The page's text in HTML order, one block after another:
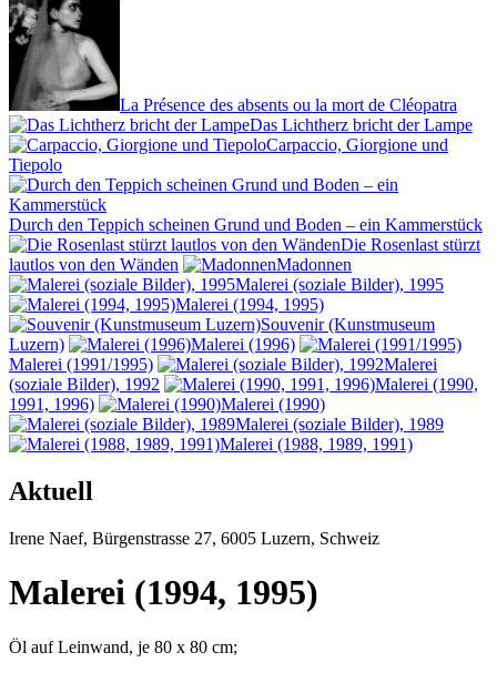
La Présence des absents ou la mort de Cléopatra
Das Lichtherz bricht der Lampe
Carpaccio, Giorgione und
Tiepolo
Durch den Teppich scheinen Grund und Boden – ein Kammerstück
Die Rosenlast stürzt
lautlos von den Wänden
Madonnen
Malerei (soziale Bilder), 1995
Malerei (1994, 1995)
Souvenir (Kunstmuseum
Luzern)
Malerei (1996)
Malerei (1991/1995)
Malerei
(soziale Bilder), 1992
Malerei (1990,
1991, 1996)
Malerei (1990)
Malerei (soziale Bilder), 1989
Malerei (1988, 1989, 1991)
Aktuell
Irene Naef, Bürgenstrasse 27, 6005 Luzern, Schweiz
Malerei (1994, 1995)
Öl auf Leinwand, je 80 x 80 cm;